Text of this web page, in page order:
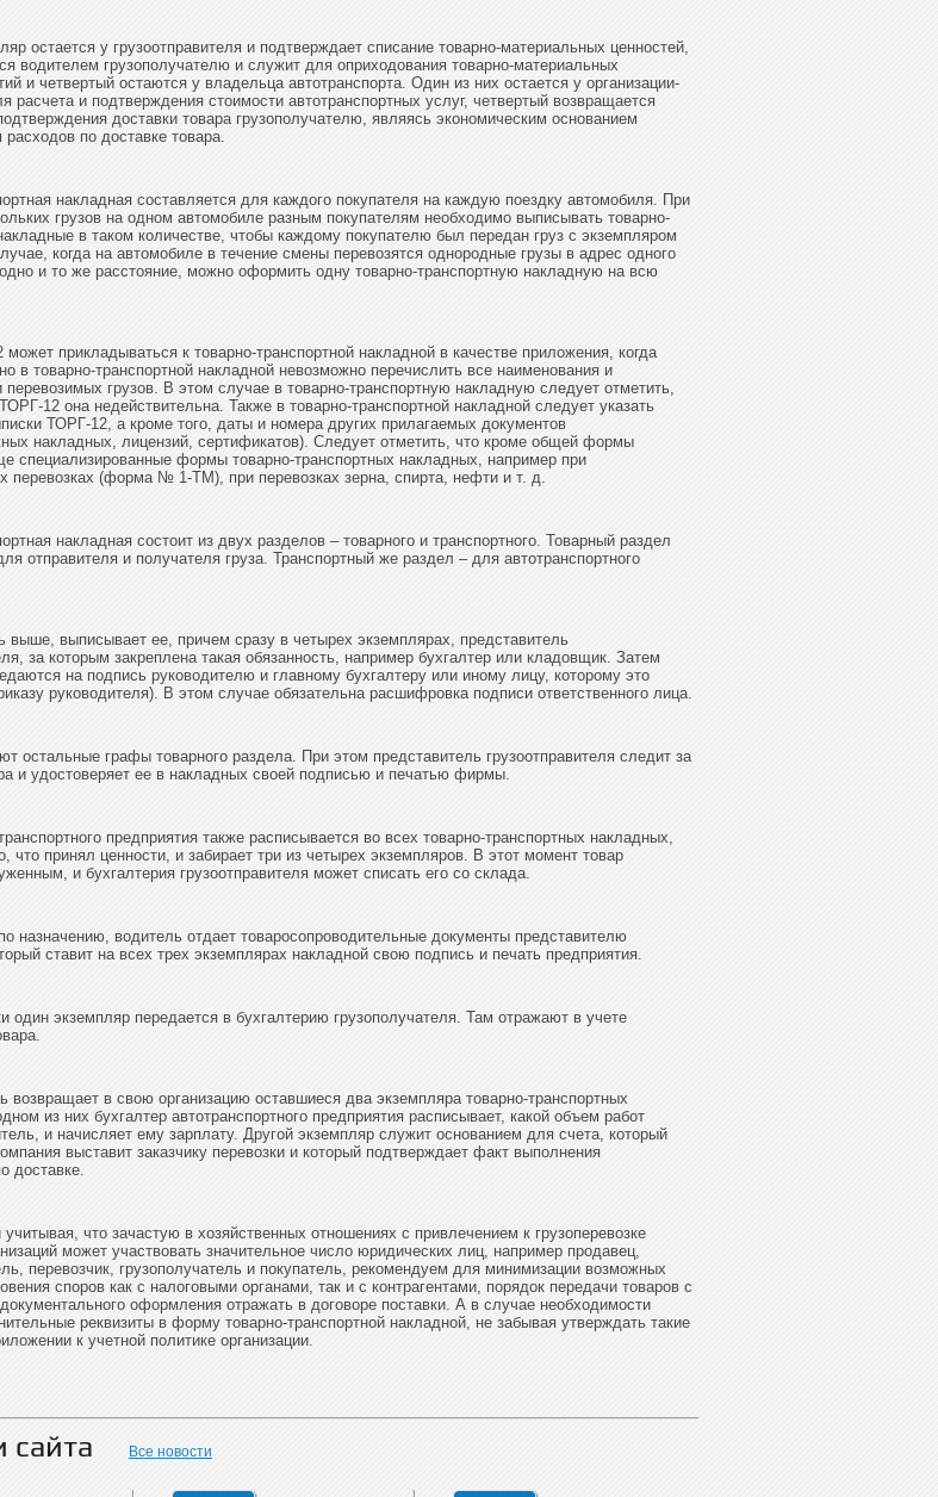
остается у грузоотправителя и подтверждает списание товарно-материальных ценностей,
водителем грузополучателю и служит для оприходования товарно-материальных
и четвертый остаются у владельца автотранспорта. Один из них остается у организации-
расчета и подтверждения стоимости автотранспортных услуг, четвертый возвращается
доставки товара грузополучателю, являясь экономическим основанием
по доставке товара.
накладная составляется для каждого покупателя на каждую поездку автомобиля. При
грузов на одном автомобиле разным покупателям необходимо выписывать товарно-
в таком количестве, чтобы каждому покупателю был передан груз с экземпляром
когда на автомобиле в течение смены перевозятся однородные грузы в адрес одного
и то же расстояние, можно оформить одну товарно-транспортную накладную на всю
может прикладываться к товарно-транспортной накладной в качестве приложения, когда
в товарно-транспортной накладной невозможно перечислить все наименования и
перевозимых грузов. В этом случае в товарно-транспортную накладную следует отметить,
12 она недействительна. Также в товарно-транспортной накладной следует указать
ТОРГ-12, а кроме того, даты и номера других прилагаемых документов
накладных, лицензий, сертификатов). Следует отметить, что кроме общей формы
специализированные формы товарно-транспортных накладных, например при
перевозках (форма № 1-ТМ), при перевозках зерна, спирта, нефти и т. д.
накладная состоит из двух разделов – товарного и транспортного. Товарный раздел
отправителя и получателя груза. Транспортный же раздел – для автотранспортного
выше, выписывает ее, причем сразу в четырех экземплярах, представитель
за которым закреплена такая обязанность, например бухгалтер или кладовщик. Затем
на подпись руководителю и главному бухгалтеру или иному лицу, которому это
руководителя). В этом случае обязательна расшифровка подписи ответственного лица.
остальные графы товарного раздела. При этом представитель грузоотправителя следит за
и удостоверяет ее в накладных своей подписью и печатью фирмы.
предприятия также расписывается во всех товарно-транспортных накладных,
что принял ценности, и забирает три из четырех экземпляров. В этот момент товар
и бухгалтерия грузоотправителя может списать его со склада.
назначению, водитель отдает товаросопроводительные документы представителю
ставит на всех трех экземплярах накладной свою подпись и печать предприятия.
один экземпляр передается в бухгалтерию грузополучателя. Там отражают в учете
возвращает в свою организацию оставшиеся два экземпляра товарно-транспортных
из них бухгалтер автотранспортного предприятия расписывает, какой объем работ
и начисляет ему зарплату. Другой экземпляр служит основанием для счета, который
выставит заказчику перевозки и который подтверждает факт выполнения
доставке.
учитывая, что зачастую в хозяйственных отношениях с привлечением к грузоперевозке
может участвовать значительное число юридических лиц, например продавец,
перевозчик, грузополучатель и покупатель, рекомендуем для минимизации возможных
споров как с налоговыми органами, так и с контрагентами, порядок передачи товаров с
оформления отражать в договоре поставки. А в случае необходимости
реквизиты в форму товарно-транспортной накладной, не забывая утверждать такие
к учетной политике организации.
сайта Все новости